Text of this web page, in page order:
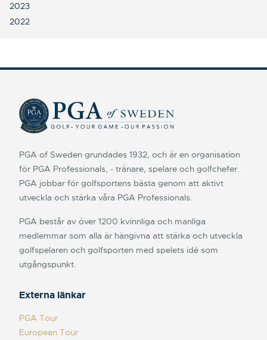
2023
2022
PGA of Sweden grundades 1932, och är en organisation
för PGA Professionals, - tränare, spelare och golfchefer.
PGA jobbar för golfsportens bästa genom att aktivt
utveckla och stärka våra PGA Professionals.
PGA består av över 1200 kvinnliga och manliga
medlemmar som alla är hängivna att stärka och utveckla
golfspelaren och golfsporten med spelets idé som
utgångspunkt.
Externa länkar
PGA Tour
European Tour